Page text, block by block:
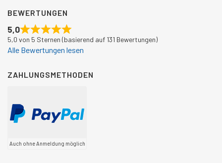
BEWERTUNGEN
5,0
5,0 von 5 Sternen (basierend auf 131 Bewertungen)
Alle Bewertungen lesen
ZAHLUNGSMETHODEN
Auch ohne Anmeldung möglich